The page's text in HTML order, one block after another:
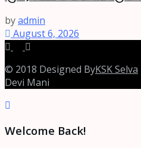
byadmin
August 6, 2026
© 2018 Designed ByKSK Selva
Devi Mani
Welcome Back!